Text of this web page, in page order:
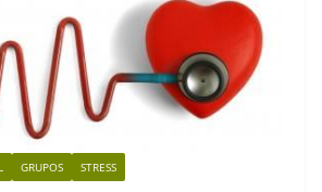
GRUPOS STRESS